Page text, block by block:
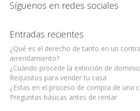
Síguenos en redes sociales
Entradas recientes
¿Qué es el derecho de tanto en un
arrendamiento?
¿Cuándo procede la extinción de
Requisitos para vender tu casa
¿Estas en el proceso de compra de una
Preguntas básicas antes de rentar